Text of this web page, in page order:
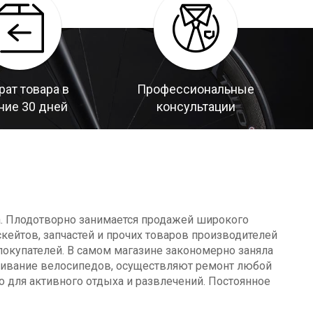
товара в
30 дней
Профессиональные
консультации
Плодотворно занимается продажей широкого
запчастей и прочих товаров производителей
В самом магазине закономерно заняла
велосипедов, осуществляют ремонт любой
для активного отдыха и развлечений. Постоянное